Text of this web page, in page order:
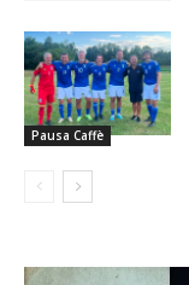
Pausa Caffè